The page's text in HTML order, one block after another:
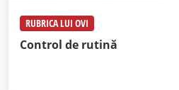
RUBRICA LUI OVI
Control de rutină